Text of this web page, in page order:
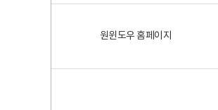
원윈도우 홈페이지